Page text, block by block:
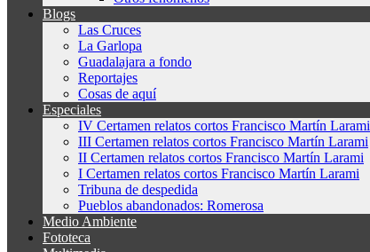
Blogs
Las Cruces
La Garlopa
Guadalajara a fondo
Reportajes
Cosas de aquí
Especiales
IV Certamen relatos cortos Francisco Martín Larami
III Certamen relatos cortos Francisco Martín Larami
II Certamen relatos cortos Francisco Martín Larami
I Certamen relatos cortos Francisco Martín Larami
Tribuna de despedida
Pueblos abandonados: Romerosa
Medio Ambiente
Fototeca